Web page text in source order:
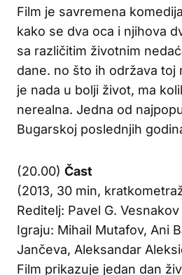
Film je savremena
kako se dva oca i njihova
sa različitim životnim
dane. no što ih održava toj
je nada u bolji život, ma
nerealna. Jedna od
Bugarskoj poslednjih
(20.00) Čast
(2013, 30 min,
Reditelj: Pavel G. Vesnakov
Igraju: Mihail Mutafov, Ani
Jančeva, Aleksandar
Film prikazuje jedan dan